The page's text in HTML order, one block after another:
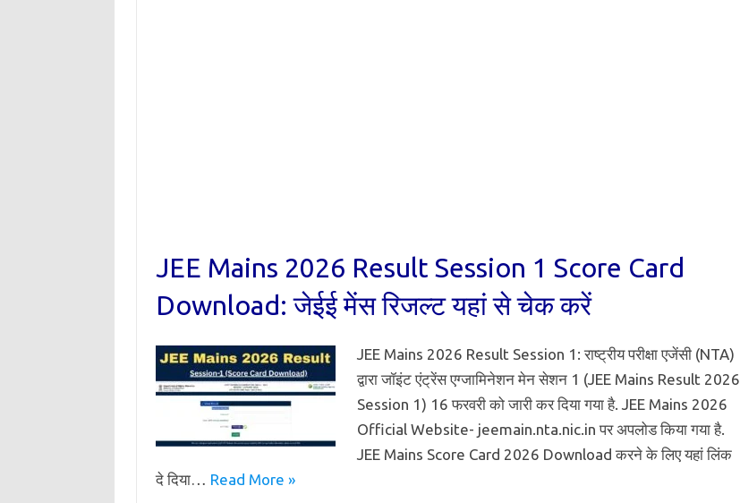
JEE Mains 2026 Result Session 1 Score Card
Download: जेईई मेंस रिजल्ट यहां से चेक करें
JEE Mains 2026 Result Session 1: राष्ट्रीय परीक्षा एजेंसी (NTA)
द्वारा जॉइंट एंट्रेंस एग्जामिनेशन मेन सेशन 1 (JEE Mains Result 2026
Session 1) 16 फरवरी को जारी कर दिया गया है. JEE Mains 2026
Official Website- jeemain.nta.nic.in पर अपलोड किया गया है.
JEE Mains Score Card 2026 Download करने के लिए यहां लिंक
दे दिया… Read More »